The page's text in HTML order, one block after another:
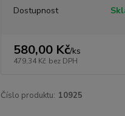
Dostupnost
580,00 Kč/ks
479,34 Kč bez DPH
Číslo produktu: 10925